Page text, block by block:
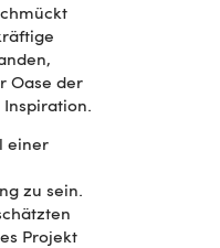
Oase der
Inspiration.
einer
zu sein.
Projekt